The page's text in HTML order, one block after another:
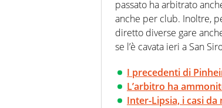
passato ha arbitrato
anche per club. Inoltre,
diretto diverse gare
se l’è cavata ieri a San
I precedenti di
L’arbitro ha
Inter-Lipsia, i casi da